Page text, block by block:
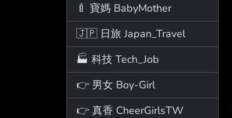
🍼 寶媽 BabyMother
🇯🇵 日旅 Japan_Travel
🏭 科技 Tech_Job
👉 男女 Boy-Girl
👉 真香 CheerGirlsTW